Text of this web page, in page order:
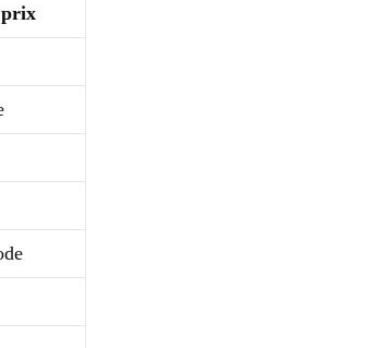
prix